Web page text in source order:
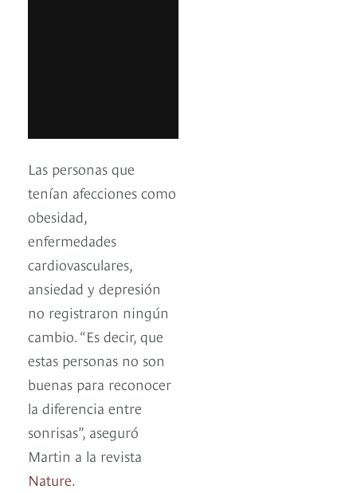
Las personas que
tenían afecciones como
obesidad,
enfermedades
cardiovasculares,
ansiedad y depresión
no registraron ningún
cambio. “Es decir, que
estas personas no son
buenas para reconocer
la diferencia entre
sonrisas”, aseguró
Martin a la revista
Nature.